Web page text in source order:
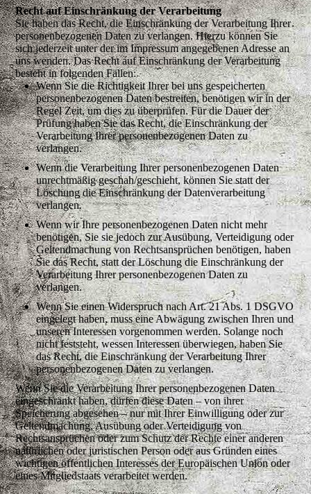
Recht auf Einschränkung der Verarbeitung
Sie haben das Recht, die Einschränkung der Verarbeitung Ihrer
personenbezogenen Daten zu verlangen. Hierzu können Sie
sich jederzeit unter der im Impressum angegebenen Adresse an
uns wenden. Das Recht auf Einschränkung der Verarbeitung
besteht in folgenden Fällen:
Wenn Sie die Richtigkeit Ihrer bei uns gespeicherten
personenbezogenen Daten bestreiten, benötigen wir in der
Regel Zeit, um dies zu überprüfen. Für die Dauer der
Prüfung haben Sie das Recht, die Einschränkung der
Verarbeitung Ihrer personenbezogenen Daten zu
verlangen.
Wenn die Verarbeitung Ihrer personenbezogenen Daten
unrechtmäßig geschah/geschieht, können Sie statt der
Löschung die Einschränkung der Datenverarbeitung
verlangen.
Wenn wir Ihre personenbezogenen Daten nicht mehr
benötigen, Sie sie jedoch zur Ausübung, Verteidigung oder
Geltendmachung von Rechtsansprüchen benötigen, haben
Sie das Recht, statt der Löschung die Einschränkung der
Verarbeitung Ihrer personenbezogenen Daten zu
verlangen.
Wenn Sie einen Widerspruch nach Art. 21 Abs. 1 DSGVO
eingelegt haben, muss eine Abwägung zwischen Ihren und
unseren Interessen vorgenommen werden. Solange noch
nicht feststeht, wessen Interessen überwiegen, haben Sie
das Recht, die Einschränkung der Verarbeitung Ihrer
personenbezogenen Daten zu verlangen.
Wenn Sie die Verarbeitung Ihrer personenbezogenen Daten
eingeschränkt haben, dürfen diese Daten – von ihrer
Speicherung abgesehen – nur mit Ihrer Einwilligung oder zur
Geltendmachung, Ausübung oder Verteidigung von
Rechtsansprüchen oder zum Schutz der Rechte einer anderen
natürlichen oder juristischen Person oder aus Gründen eines
wichtigen öffentlichen Interesses der Europäischen Union oder
eines Mitgliedstaats verarbeitet werden.